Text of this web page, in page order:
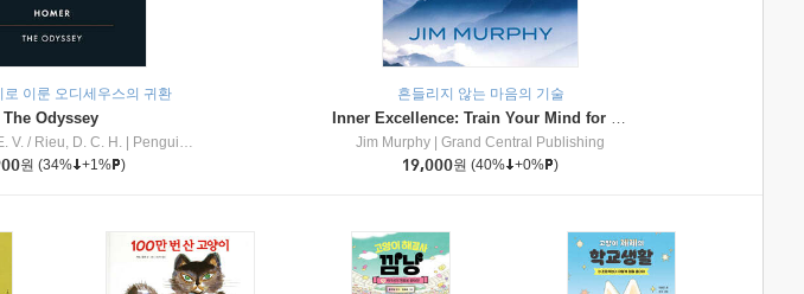
로 이룬 오디세우스의 귀환
The Odyssey
V. / Rieu, D. C. H.
Penguin Group
원 (34% +1% )
흔들리지 않는 마음의 기술
Inner Excellence: Train Your Mind for Extraordinary Performance and the Best Possible Life
Jim Murphy
Grand Central Publishing
19,000원 (40% +0% )